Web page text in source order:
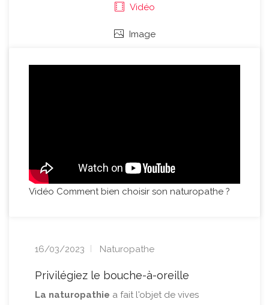
Vidéo
Image
Vidéo Comment bien choisir son naturopathe ?
16/03/2023 Naturopathe
Privilégiez le bouche-à-oreille
La naturopathie a fait l'objet de vives